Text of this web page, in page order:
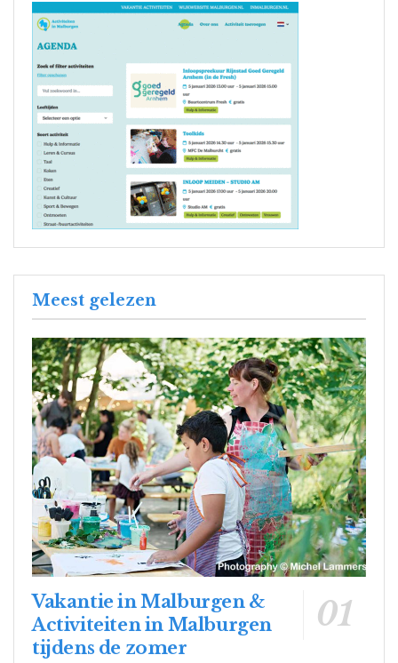
Meest gelezen
Vakantie in Malburgen &
Activiteiten in Malburgen
tijdens de zomer